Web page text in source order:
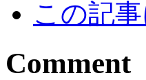
この記
Comment